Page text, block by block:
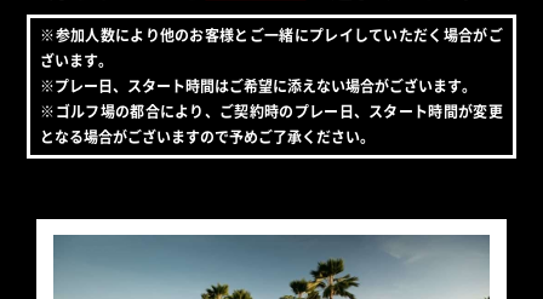
※参加人数により他のお客様とご一緒にプレイしていただく場合がご
ざいます。
※プレー日、スタート時間はご希望に添えない場合がございます。
※ゴルフ場の都合により、ご契約時のプレー日、スタート時間が変更
となる場合がございますので予めご了承ください。